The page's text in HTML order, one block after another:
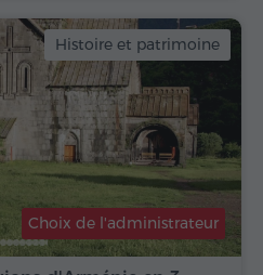
Histoire et patrimoine
Choix de l'administrateur